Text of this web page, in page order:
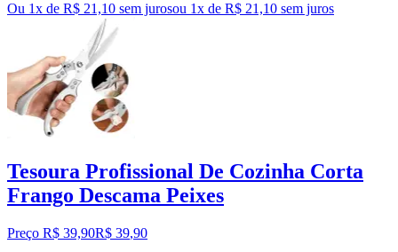
Ou 1x de R$ 21,10 sem jurosou 1x de R$ 21,10 sem juros
Tesoura Profissional De Cozinha Corta
Frango Descama Peixes
Preço R$ 39,90R$ 39,90